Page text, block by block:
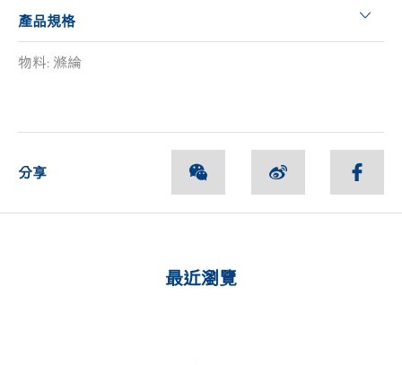
產品規格
物料: 滌綸
分享
最近瀏覽